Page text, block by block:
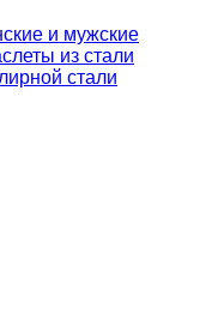
и мужские
из стали
стали